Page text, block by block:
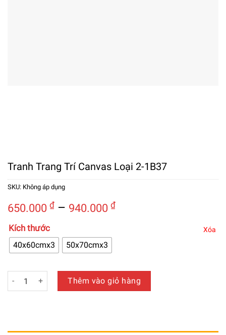
Tranh Trang Trí Canvas Loại 2-1B37
SKU: Không áp dụng
650.000 ₫ – 940.000 ₫Khoảng
940.000 ₫
Kích thước
40x60cmx3 50x70cmx3
Xóa
Tranh Trang Trí Canvas Loại 2-1B37 số lượng
Thêm vào giỏ hàng